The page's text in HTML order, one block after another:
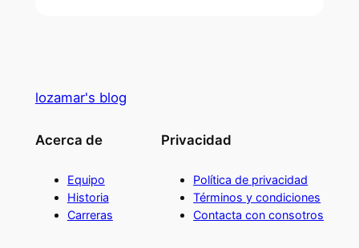
lozamar's blog
Acerca de
Equipo
Historia
Carreras
Privacidad
Política de privacidad
Términos y condiciones
Contacta con consotros